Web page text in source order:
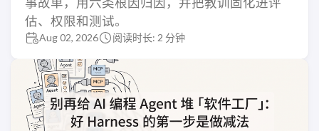
估、权限和测试。
Aug 02, 2026 阅读时长: 2 分钟